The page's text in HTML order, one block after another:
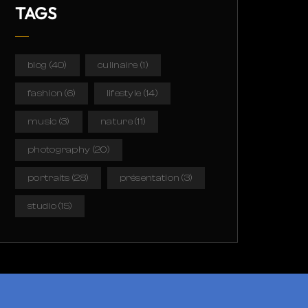
TAGS
blog (40) culinaire (1)
fashion (6) lifestyle (14)
music (3) nature(11)
photography (20)
portraits (28) présentation (3)
studio(15)